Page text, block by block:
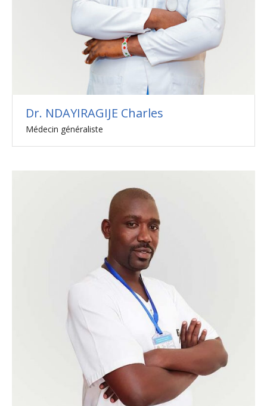
Dr. NDAYIRAGIJE Charles
Médecin généraliste